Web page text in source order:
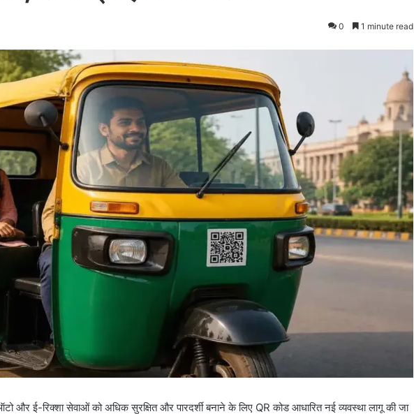
0 1 minute read
ई-रिक्शा सेवाओं को अधिक सुरक्षित और पारदर्शी बनाने के लिए QR कोड आधारित नई व्यवस्था लागू की जा